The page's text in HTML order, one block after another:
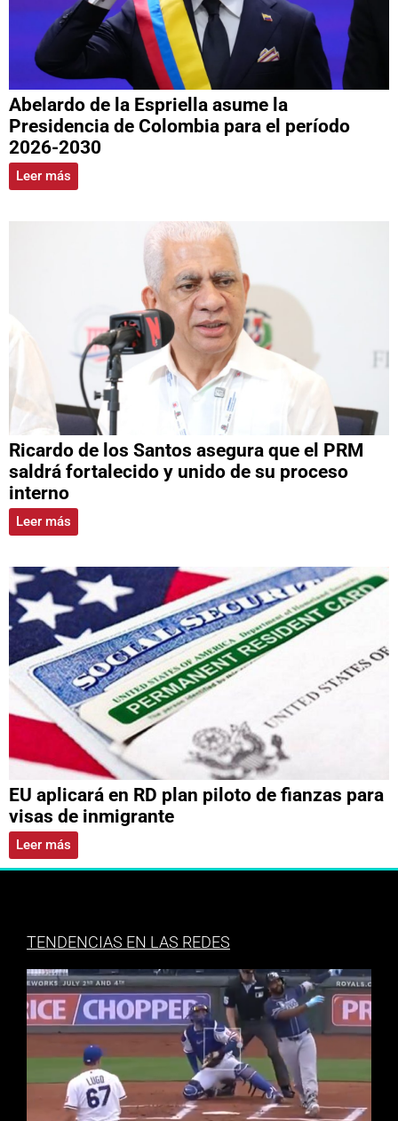
Abelardo de la Espriella asume la
Presidencia de Colombia para el período
2026-2030
Leer más
Ricardo de los Santos asegura que el PRM
saldrá fortalecido y unido de su proceso
interno
Leer más
EU aplicará en RD plan piloto de fianzas para
visas de inmigrante
Leer más
TENDENCIAS EN LAS REDES